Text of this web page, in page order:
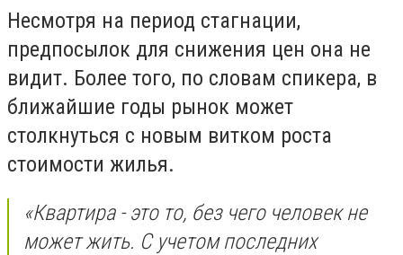
Несмотря на период стагнации,
предпосылок для снижения цен она не
видит. Более того, по словам спикера, в
ближайшие годы рынок может
столкнуться с новым витком роста
стоимости жилья.
«Квартира - это то, без чего человек не
может жить. С учетом последних